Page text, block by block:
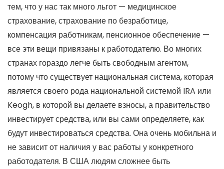
тем, что у нас так много льгот — медицинское
страхование, страхование по безработице,
компенсация работникам, пенсионное обеспечение —
все эти вещи привязаны к работодателю. Во многих
странах гораздо легче быть свободным агентом,
потому что существует национальная система, которая
является своего рода национальной системой IRA или
Keogh, в которой вы делаете взносы, а правительство
инвестирует средства, или вы сами определяете, как
будут инвестироваться средства. Она очень мобильна и
не зависит от наличия у вас работы у конкретного
работодателя. В США людям сложнее быть